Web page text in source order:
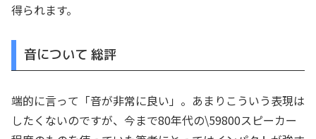
得られます。
音について 総評
端的に言って「音が非常に良い」。あまりこういう表現は
したくないのですが、今まで80年代の\59800スピーカー